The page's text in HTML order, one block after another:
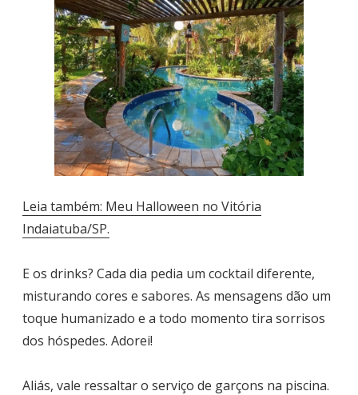
Leia também: Meu Halloween no Vitória
Indaiatuba/SP.
E os drinks? Cada dia pedia um cocktail diferente,
misturando cores e sabores. As mensagens dão um
toque humanizado e a todo momento tira sorrisos
dos hóspedes. Adorei!
Aliás, vale ressaltar o serviço de garçons na piscina.